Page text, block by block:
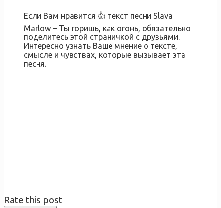
Если Вам нравится 👍 текст песни Slava
Marlow – Ты горишь, как огонь, обязательно
поделитесь этой страничкой с друзьями.
Интересно узнать Ваше мнение о тексте,
смысле и чувствах, которые вызывает эта
песня.
Rate this post